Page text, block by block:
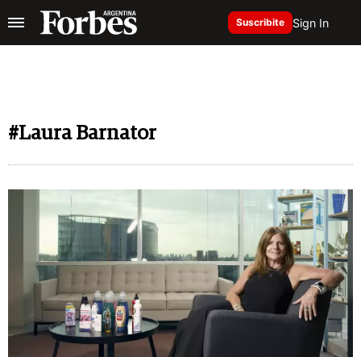
Suscribite Sign In
#Laura Barnator